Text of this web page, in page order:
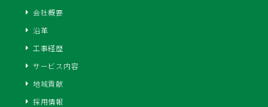
会社概要
沿革
工事経歴
サービス内容
地域貢献
採用情報